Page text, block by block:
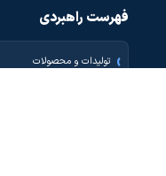
فهرست راهبردی
تولیدات و محصولات